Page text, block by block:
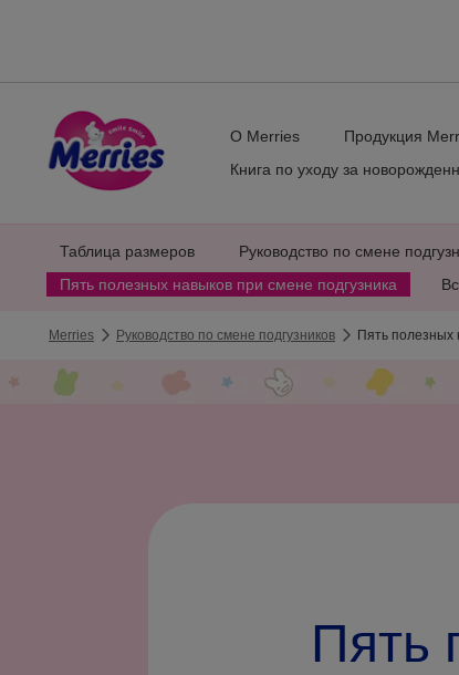
О Merries Продукция
Книга по уходу за
Таблица размеров Руководство по смене
Пять полезных навыков при смене подгузника
Merries Руководство по смене подгузников Пять полезных
Пять